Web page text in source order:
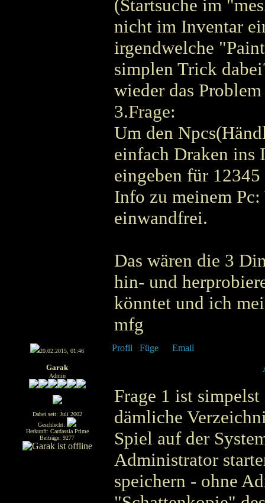
(Startsuche im
nicht im Inventar
irgendwelche
simplen Trick
wieder das
3.Frage:
Um den
einfach Draken ins
eingeben für 12345
Info zu meinem
einwandfrei.
Das wären die 3
hin- und
könntet und ich
mfg
20.02.2015, 01:46
Garak
Admin
Dabei seit: Juli 2002
Geschlecht:
Herkunft: Cardassia Prime
Beiträge: 9277
Frage 1 ist
dämliche
Spiel auf der
Administrator
speichern - ohne